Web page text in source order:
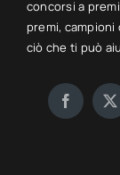
concorsi a
premi,
ciò che ti può